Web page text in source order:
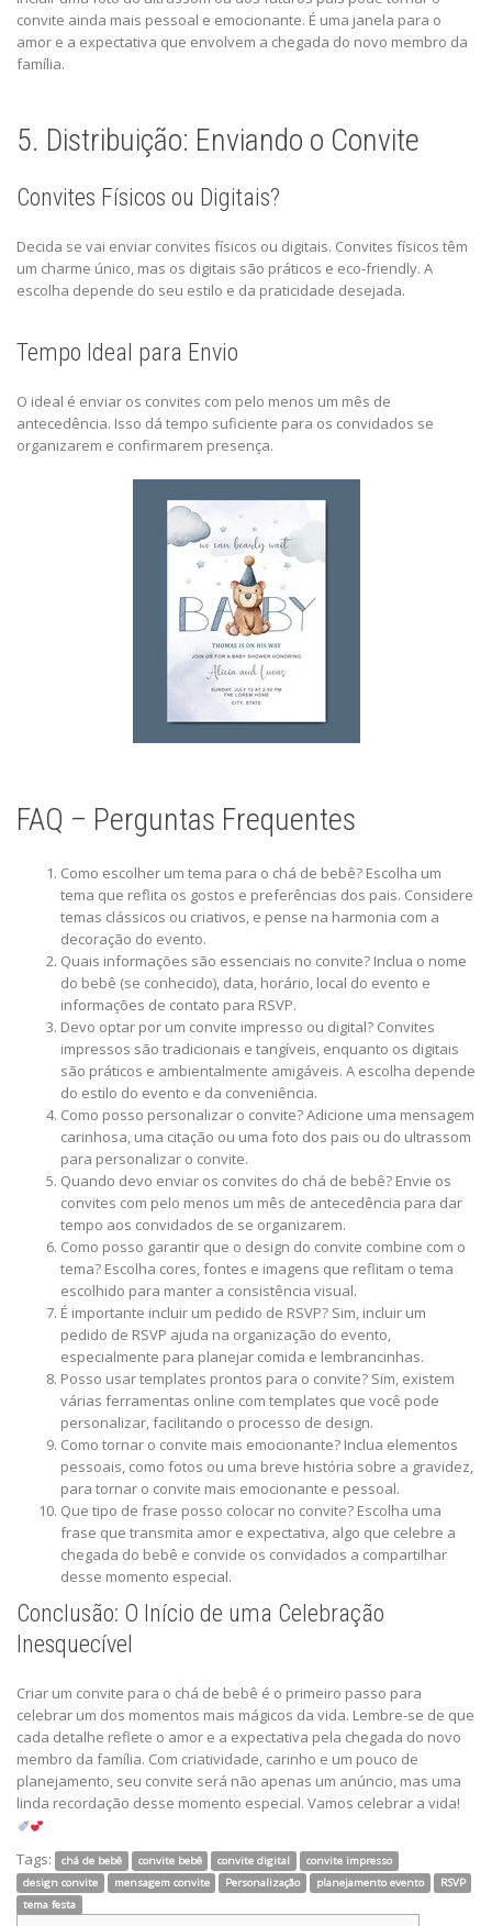
convite ainda mais pessoal e emocionante. É uma janela para o
amor e a expectativa que envolvem a chegada do novo membro da
família.
5. Distribuição: Enviando o Convite
Convites Físicos ou Digitais?
Decida se vai enviar convites físicos ou digitais. Convites físicos têm
um charme único, mas os digitais são práticos e eco-friendly. A
escolha depende do seu estilo e da praticidade desejada.
Tempo Ideal para Envio
O ideal é enviar os convites com pelo menos um mês de
antecedência. Isso dá tempo suficiente para os convidados se
organizarem e confirmarem presença.
FAQ – Perguntas Frequentes
Como escolher um tema para o chá de bebê? Escolha um
tema que reflita os gostos e preferências dos pais. Considere
temas clássicos ou criativos, e pense na harmonia com a
decoração do evento.
Quais informações são essenciais no convite? Inclua o nome
do bebê (se conhecido), data, horário, local do evento e
informações de contato para RSVP.
Devo optar por um convite impresso ou digital? Convites
impressos são tradicionais e tangíveis, enquanto os digitais
são práticos e ambientalmente amigáveis. A escolha depende
do estilo do evento e da conveniência.
Como posso personalizar o convite? Adicione uma mensagem
carinhosa, uma citação ou uma foto dos pais ou do ultrassom
para personalizar o convite.
Quando devo enviar os convites do chá de bebê? Envie os
convites com pelo menos um mês de antecedência para dar
tempo aos convidados de se organizarem.
Como posso garantir que o design do convite combine com o
tema? Escolha cores, fontes e imagens que reflitam o tema
escolhido para manter a consistência visual.
É importante incluir um pedido de RSVP? Sim, incluir um
pedido de RSVP ajuda na organização do evento,
especialmente para planejar comida e lembrancinhas.
Posso usar templates prontos para o convite? Sim, existem
várias ferramentas online com templates que você pode
personalizar, facilitando o processo de design.
Como tornar o convite mais emocionante? Inclua elementos
pessoais, como fotos ou uma breve história sobre a gravidez,
para tornar o convite mais emocionante e pessoal.
Que tipo de frase posso colocar no convite? Escolha uma
frase que transmita amor e expectativa, algo que celebre a
chegada do bebê e convide os convidados a compartilhar
desse momento especial.
Conclusão: O Início de uma Celebração
Inesquecível
Criar um convite para o chá de bebê é o primeiro passo para
celebrar um dos momentos mais mágicos da vida. Lembre-se de que
cada detalhe reflete o amor e a expectativa pela chegada do novo
membro da família. Com criatividade, carinho e um pouco de
planejamento, seu convite será não apenas um anúncio, mas uma
linda recordação desse momento especial. Vamos celebrar a vida!
Tags: chá de bebê convite bebê convite digital
convite impresso
design convite
mensagem convite Personalização planejamento evento
RSVP
tema festa